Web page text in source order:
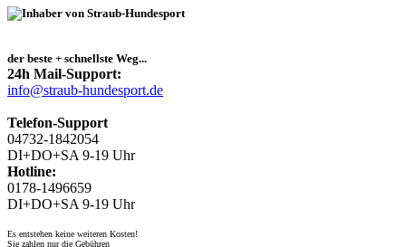
der beste + schnellste Weg...
24h Mail-Support:
info@straub-hundesport.de
Telefon-Support
04732-1842054
DI+DO+SA 9-19 Uhr
Hotline:
0178-1496659
DI+DO+SA 9-19 Uhr
Es entstehen keine weiteren Kosten!
Sie zahlen nur die Gebühren